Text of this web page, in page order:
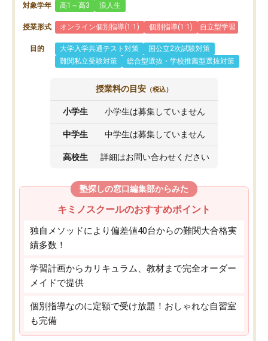
対象学年 高1～高3 浪人生
授業形式 オンライン個別指導(1:1) 個別指導(1:1) 自立型学習
目的 大学入学共通テスト対策
国公立2次試験対策
難関私立受験対策
総合型選抜・学校推薦型選抜対策
授業料の目安 （税込）
小学生 小学生は募集していません
中学生 中学生は募集していません
高校生 詳細はお問い合わせください
塾探しの窓口編集部からみた
キミノスクールのおすすめポイント
独自メソッドにより偏差値40台からの難関大合格実
績多数！
学習計画からカリキュラム、教材まで完全オーダー
メイドで提供
個別指導なのに定額で受け放題！おしゃれな自習室
も完備